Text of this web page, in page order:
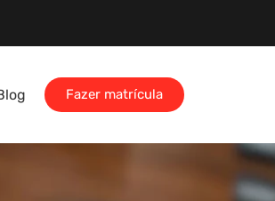
Fazer matrícula